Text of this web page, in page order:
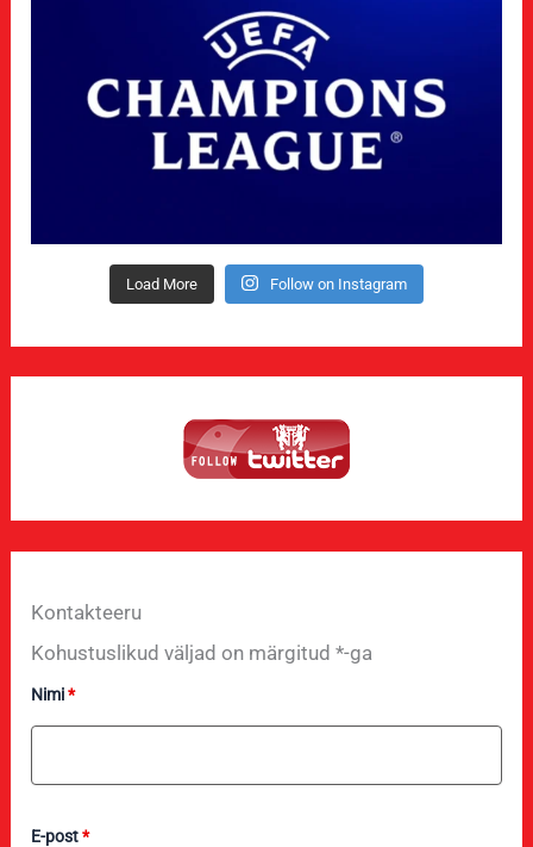
Load More Follow on Instagram
Kontakteeru
Kohustuslikud väljad on märgitud *-ga
Nimi*
E-post*